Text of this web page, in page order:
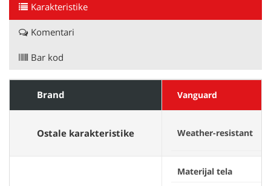
Karakteristike
Komentari
Bar kod
Brand Vanguard
Ostale karakteristike Weather-resistant
Materijal tela